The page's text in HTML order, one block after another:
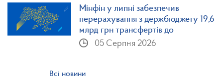
Мінфін у липні забезпечив
перерахування з держбюджету 19,6
млрд грн трансфертів до
загального фонду місцевих
бюджетів (100 % від розпису на
05 Серпня 2026
Всі новини